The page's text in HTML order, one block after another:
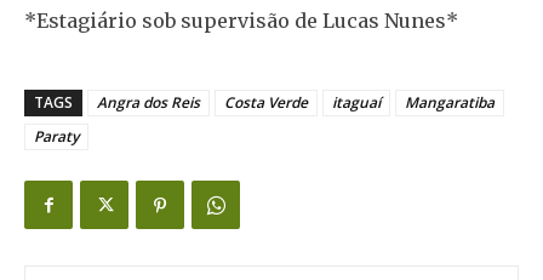
*Estagiário sob supervisão de Lucas Nunes*
TAGS Angra dos Reis Costa Verde itaguaí
Mangaratiba
Paraty